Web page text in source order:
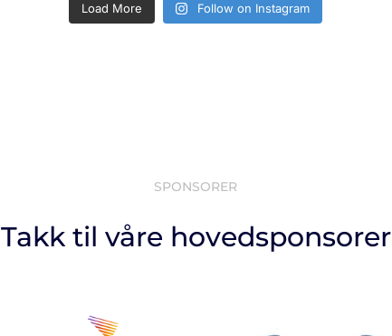
Load More Follow on Instagram
SPONSORER
Takk til våre hovedsponsorer